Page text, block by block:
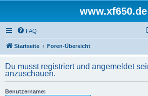
www.xf650.de
FAQ
Startseite Foren-Übersicht
Du musst registriert und angemeldet
anzuschauen.
Benutzername: